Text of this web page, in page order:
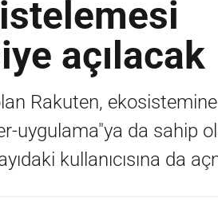
açılacak
Rakuten,
uygulama"ya da sahip
kullanıcısına da